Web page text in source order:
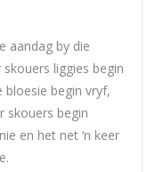
aandag by die
liggies begin
bloesie begin vryf,
skouers begin
en het net ‘n keer